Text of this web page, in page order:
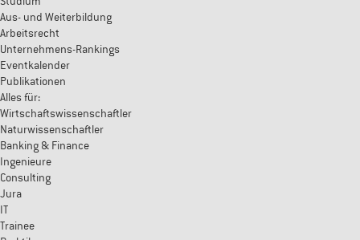
Aus- und Weiterbildung
Arbeitsrecht
Unternehmens-Rankings
Eventkalender
Publikationen
Alles für:
Wirtschaftswissenschaftler
Naturwissenschaftler
Banking & Finance
Ingenieure
Consulting
Jura
IT
Trainee